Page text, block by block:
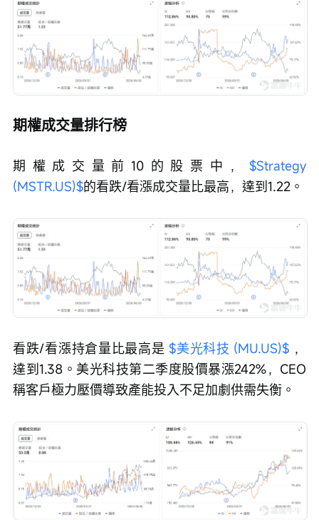
期權成交量排行榜
期權成交量前10的股票中， $Strategy
(MSTR.US)$的看跌/看漲成交量比最高，達到1.22。
看跌/看漲持倉量比最高是 $美光科技 (MU.US)$ ，
達到1.38。美光科技第二季度股價暴漲242%，CEO
稱客戶極力壓價導致產能投入不足加劇供需失衡。